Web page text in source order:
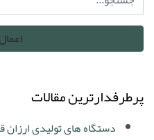
پرطرفدارترین مقالات
دستگاه های تولیدی